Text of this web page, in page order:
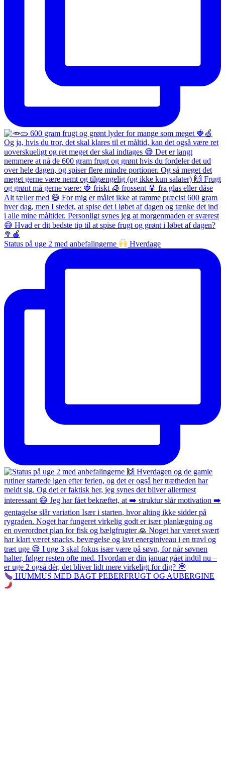
Status på uge 2 med anbefalingerne Hverdage
HUMMUS MED BAGT PEBERFRUGT OG AUBERGINE